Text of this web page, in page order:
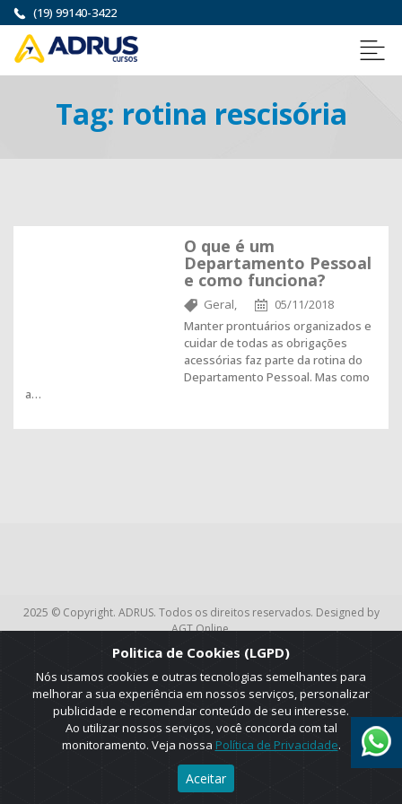
(19) 99140-3422
Tag: rotina rescisória
O que é um
Departamento Pessoal
e como funciona?
Geral,
05/11/2018
Manter prontuários organizados e
cuidar de todas as obrigações
acessórias faz parte da rotina do
Departamento Pessoal. Mas como
a…
2025 © Copyright. ADRUS. Todos os direitos reservados. Designed by
AGT Online.
Politica de Cookies (LGPD)
Nós usamos cookies e outras tecnologias semelhantes para
melhorar a sua experiência em nossos serviços, personalizar
publicidade e recomendar conteúdo de seu interesse.
Ao utilizar nossos serviços, você concorda com tal
monitoramento. Veja nossa Política de Privacidade.
Aceitar